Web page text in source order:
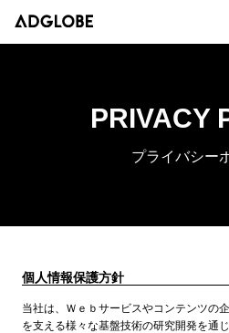
PRIVACY
プライバシー
個人情報保護方針
当社は、Ｗｅｂサービスやコンテンツの
を支える様々な基盤技術の研究開発を通